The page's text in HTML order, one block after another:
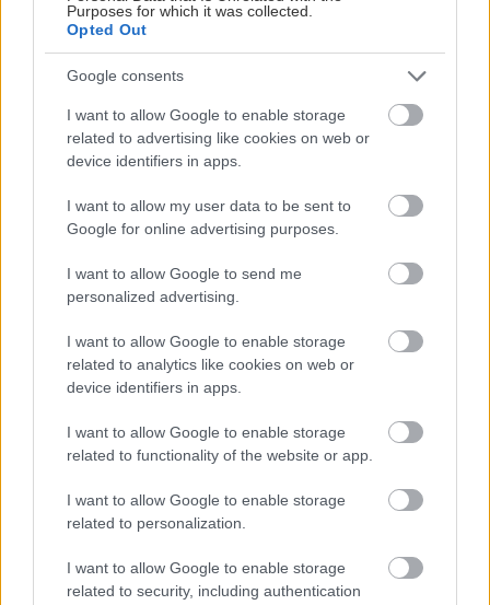
Purposes for which it was collected.
Opted Out
Google consents
I want to allow Google to enable storage
related to advertising like cookies on web or
device identifiers in apps.
I want to allow my user data to be sent to
Google for online advertising purposes.
I want to allow Google to send me
personalized advertising.
I want to allow Google to enable storage
related to analytics like cookies on web or
device identifiers in apps.
I want to allow Google to enable storage
related to functionality of the website or app.
I want to allow Google to enable storage
related to personalization.
I want to allow Google to enable storage
related to security, including authentication
že nie ste v Toskánsku
montovaný domček v
Temné stránky chalúp:
10 najčastejších
vás môžu nepríjemne
prekvapiť
Žena, búracie kladivo a
vôňa dreva: Takáto
1654 sa nevidí každý
deň!
DOM